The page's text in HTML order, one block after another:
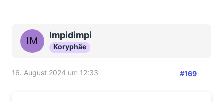
Impidimpi
Koryphäe
16. August 2024 um 12:33 #169